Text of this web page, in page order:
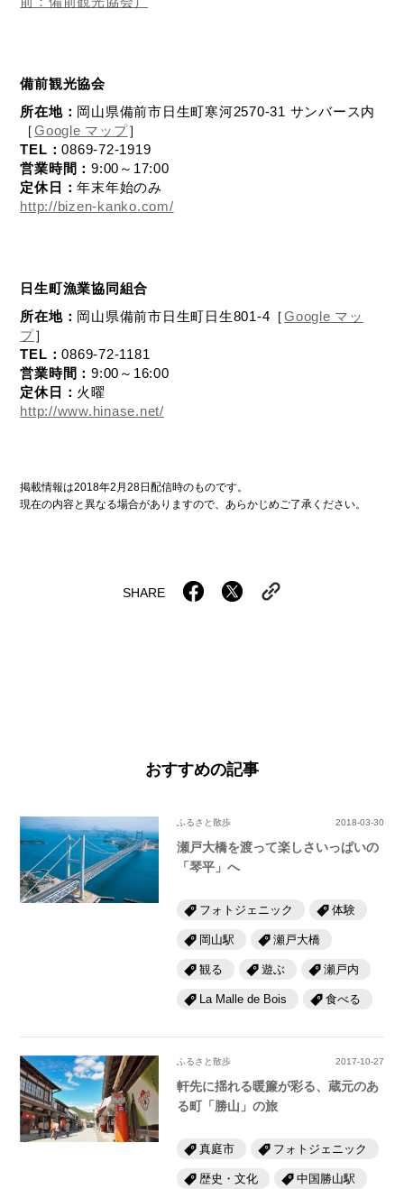
備前観光協会
所在地： 岡山県備前市日生町寒河2570-31 サンバース内
［Google マップ］
TEL：0869-72-1919
営業時間：9:00～17:00
定休日：年末年始のみ
http://bizen-kanko.com/
日生町漁業協同組合
所在地： 岡山県備前市日生町日生801-4［Google マッ
プ］
TEL：0869-72-1181
営業時間：9:00～16:00
定休日： 火曜
http://www.hinase.net/
掲載情報は2018年2月28日配信時のものです。
現在の内容と異なる場合がありますので、あらかじめご了承ください。
SHARE
おすすめの記事
ふるさと散歩 2018-03-30
瀬戸大橋を渡って楽しさいっぱいの
「琴平」へ
フォトジェニック 体験
岡山駅 瀬戸大橋
観る 遊ぶ 瀬戸内
La Malle de Bois 食べる
ふるさと散歩 2017-10-27
軒先に揺れる暖簾が彩る、蔵元のあ
る町「勝山」の旅
真庭市 フォトジェニック
歴史・文化 中国勝山駅